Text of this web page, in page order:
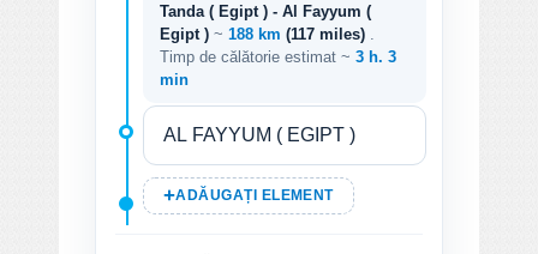
Tanda ( Egipt ) - Al Fayyum (
Egipt ) ~ 188 km (117 miles)
Timp de călătorie estimat ~ 3 h. 3
min
ADĂUGAȚI ELEMENT